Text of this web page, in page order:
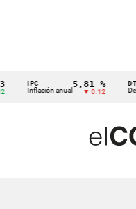
IPC
Inflación anual
5,81 %
▼ 0.12
DTF
Dep.